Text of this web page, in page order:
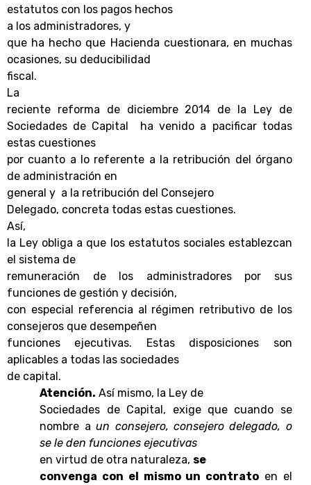
estatutos con los pagos hechos
a los administradores, y
que ha hecho que Hacienda cuestionara, en muchas
ocasiones, su deducibilidad
fiscal.
La
reciente reforma de diciembre 2014 de la Ley de
Sociedades de Capital
ha venido a pacificar todas
estas cuestiones
por cuanto a lo referente a la retribución del órgano
de administración en
general y a la retribución del Consejero
Delegado, concreta todas estas cuestiones.
Así,
la Ley obliga a que los estatutos sociales establezcan
el sistema de
remuneración de los administradores por sus
funciones de gestión y decisión,
con especial referencia al régimen retributivo de los
consejeros que desempeñen
funciones ejecutivas. Estas disposiciones son
aplicables a todas las sociedades
de capital.
Atención. Así mismo, la Ley de
Sociedades de Capital, exige que cuando se
nombre aun consejero, consejero delegado, o
se le den funciones ejecutivas
en virtud de otra naturaleza, se
convenga con el mismo un contrato en el